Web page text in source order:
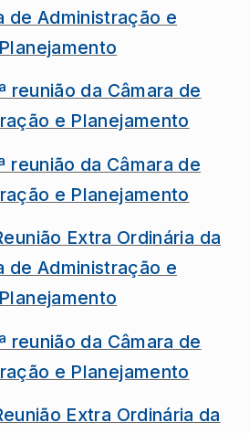
de Administração e
Planejamento
reunião da Câmara de
e Planejamento
reunião da Câmara de
e Planejamento
Extra Ordinária da
de Administração e
Planejamento
reunião da Câmara de
e Planejamento
Extra Ordinária da